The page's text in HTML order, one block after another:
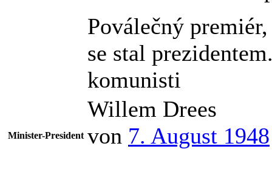
Poválečný
se stal
komunisti
Minister-President
Willem Drees
von 7. August 1948